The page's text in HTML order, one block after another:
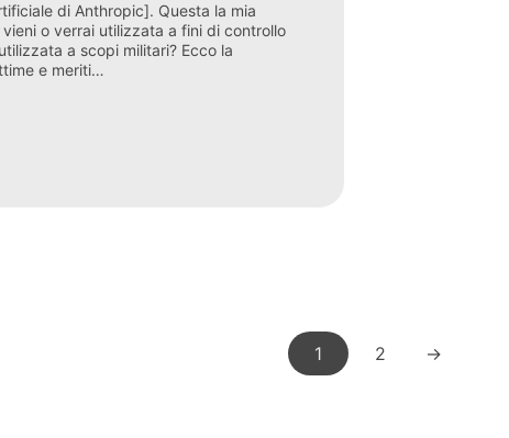
di Anthropic]. Questa la mia
o verrai utilizzata a fini di controllo
a scopi militari? Ecco la
e meriti…
1 2 →